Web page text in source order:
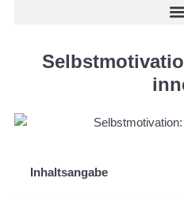
Inhaltsangabe